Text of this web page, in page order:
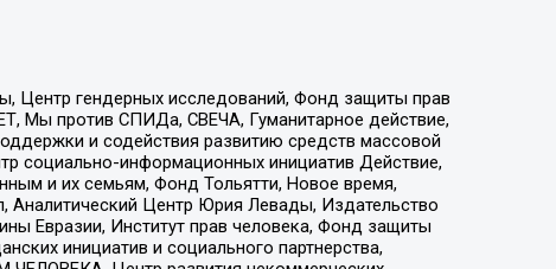
Центр гендерных исследований, Фонд защиты прав
Мы против СПИДа, СВЕЧА, Гуманитарное действие,
и содействия развитию средств массовой
социально-информационных инициатив Действие,
и их семьям, Фонд Тольятти, Новое время,
Аналитический Центр Юрия Левады, Издательство
Евразии, Институт прав человека, Фонд защиты
инициатив и социального партнерства,